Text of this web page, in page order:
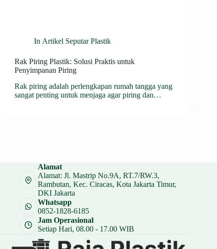
In Artikel Seputar Plastik
Rak Piring Plastik: Solusi Praktis untuk
Penyimpanan Piring
Rak piring adalah perlengkapan rumah tangga yang
sangat penting untuk menjaga agar piring dan…
Alamat
Alamat: Jl. Mastrip No.9A, RT.7/RW.3,
Rambutan, Kec. Ciracas, Kota Jakarta Timur,
DKI Jakarta
Whatsapp
0852-1828-6185
Jam Operasional
Setiap Hari, 08.00 - 17.00 WIB